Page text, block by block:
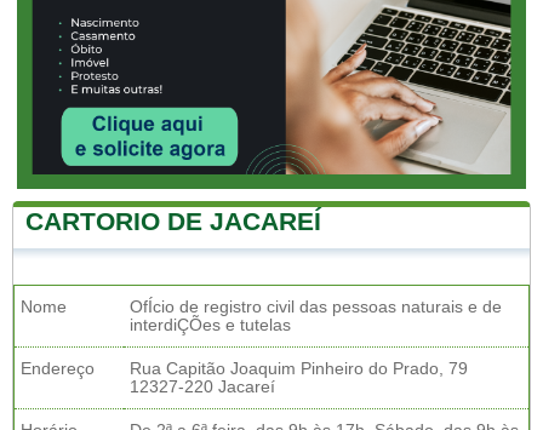
CARTORIO DE JACAREÍ
Nome
OfÍcio de registro civil das pessoas naturais e de
interdiÇÕes e tutelas
Endereço
Rua Capitão Joaquim Pinheiro do Prado, 79
12327-220 Jacareí